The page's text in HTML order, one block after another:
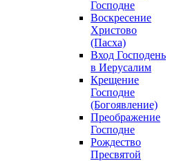
Господне
Воскресение
Христово
(Пасха)
Вход Господень
в Иерусалим
Крещение
Господне
(Богоявление)
Преображение
Господне
Рождество
Пресвятой